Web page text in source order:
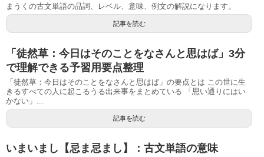
まうくの古文単語の品詞、レベル、意味、例文の解説になります。
記事を読む
「徒然草：今日はそのことをなさんと思はば」3分
で理解できる予習用要点整理
「徒然草：今日はそのことをなさんと思はば」の要点とは この世に生
きるすべての人に起こるうる出来事をまとめている 「思い通りにはい
かない」...
記事を読む
いまいまし【忌ま忌まし】：古文単語の意味